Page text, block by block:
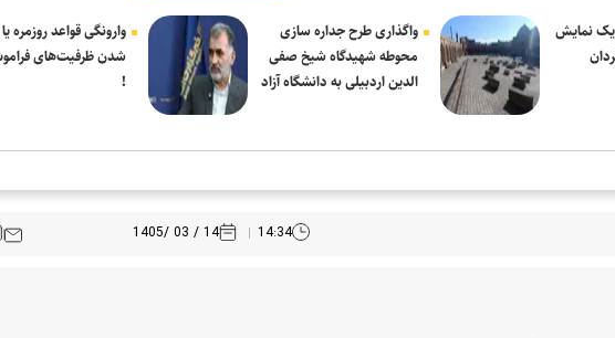
یک نمایش
واگذاری طرح جداره سازی
محوطه شهیدگاه شیخ صفی
الدین اردبیلی به دانشگاه آزاد
وارونگی قواعد روزمره
شدن ظرفیت‌های
!
14:34
14 / 03 /1405